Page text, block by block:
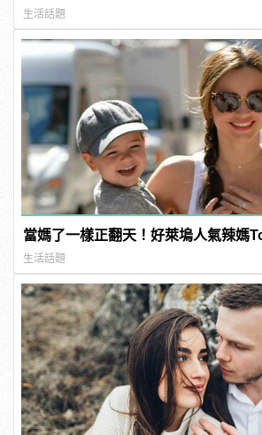
生活話題
當媽了一樣正翻天！好萊塢人氣辣媽
生活話題